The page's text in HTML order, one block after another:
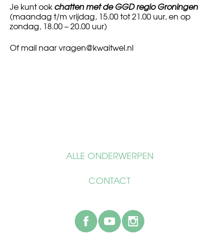
ALLE ONDERWERPEN
CONTACT
facebook
Je kunt ook chatten met de GGD regio Groningen
(maandag t/m vrijdag, 15.00 tot 21.00 uur, en op
zondag, 18.00 – 20.00 uur)
Of mail naarvragen@kwaitwel.nl